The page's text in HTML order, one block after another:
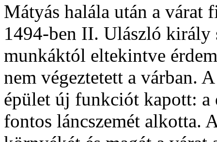
Mátyás halála után a
1494-ben II. Ulászló király
munkáktól eltekintve
nem végeztetett a várban.
épület új funkciót kapott: a
fontos láncszemét alkotta.